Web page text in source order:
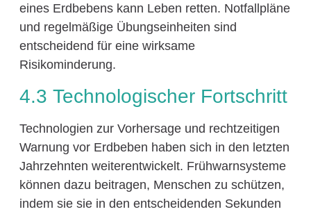
eines Erdbebens kann Leben retten. Notfallpläne
und regelmäßige Übungseinheiten sind
entscheidend für eine wirksame
Risikominderung.
4.3 Technologischer Fortschritt
Technologien zur Vorhersage und rechtzeitigen
Warnung vor Erdbeben haben sich in den letzten
Jahrzehnten weiterentwickelt. Frühwarnsysteme
können dazu beitragen, Menschen zu schützen,
indem sie sie in den entscheidenden Sekunden